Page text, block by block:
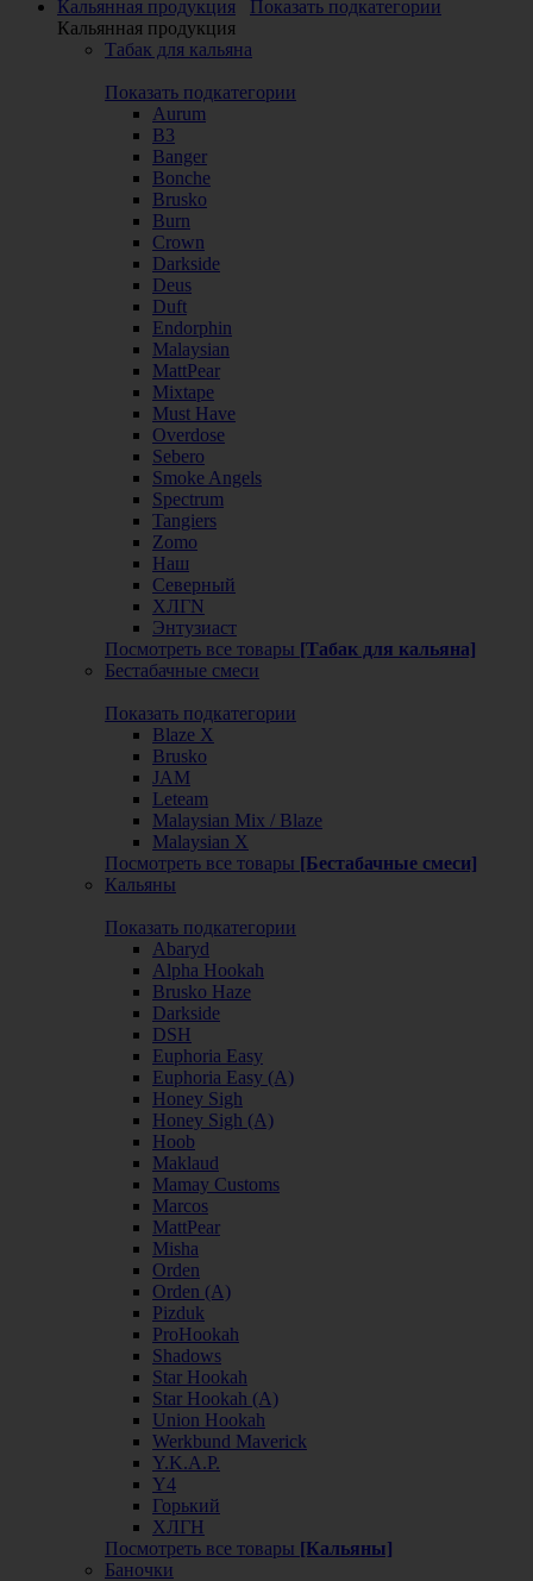
Кальянная продукция
Показать подкатегории
Кальянная продукция
Табак для кальяна
Показать подкатегории
Aurum
B3
Banger
Bonche
Brusko
Burn
Crown
Darkside
Deus
Duft
Endorphin
Malaysian
MattPear
Mixtape
Must Have
Overdose
Sebero
Smoke Angels
Spectrum
Tangiers
Zomo
Наш
Северный
ХЛГN
Энтузиаст
Посмотреть все товары [Табак для кальяна]
Бестабачные смеси
Показать подкатегории
Blaze X
Brusko
JAM
Leteam
Malaysian Mix / Blaze
Malaysian X
Посмотреть все товары [Бестабачные смеси]
Кальяны
Показать подкатегории
Abaryd
Alpha Hookah
Brusko Haze
Darkside
DSH
Euphoria Easy
Euphoria Easy (А)
Honey Sigh
Honey Sigh (А)
Hoob
Maklaud
Mamay Customs
Marcos
MattPear
Misha
Orden
Orden (А)
Pizduk
ProHookah
Shadows
Star Hookah
Star Hookah (А)
Union Hookah
Werkbund Maverick
Y.K.A.P.
Y4
Горький
ХЛГН
Посмотреть все товары [Кальяны]
Баночки